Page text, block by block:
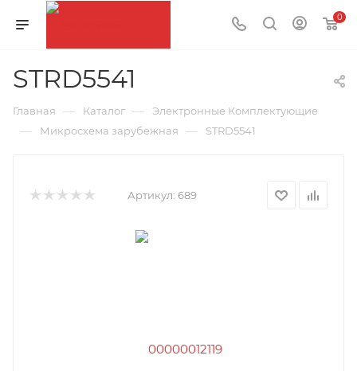
0
STRD5541
Главная — Каталог — Электронные Комплектующие
— Микросхема зарубежная — STRD5541
Артикул: 689